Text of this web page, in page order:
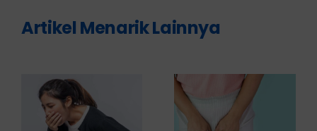
Artikel Menarik Lainnya